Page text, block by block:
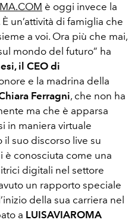
è oggi invece la
un’attività di famiglia che
a voi. Ora più che mai,
mondo del futuro” ha
il CEO di
e la madrina della
Ferragni, che non ha
ma che è apparsa
in maniera virtuale
il suo discorso live su
è conosciuta come una
digitali nel settore
un rapporto speciale
della sua carriera nel
a LUISAVIAROMA